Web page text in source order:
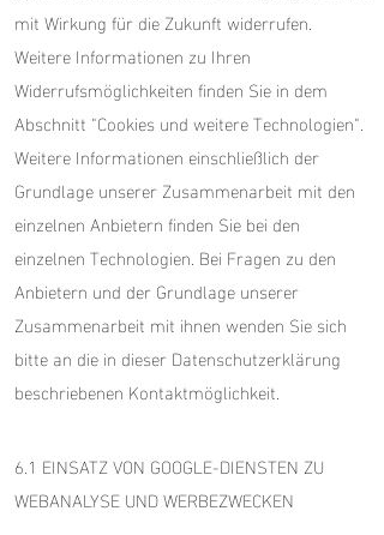
mit Wirkung für die Zukunft widerrufen.
Weitere Informationen zu Ihren
Widerrufsmöglichkeiten finden Sie in dem
Abschnitt "Cookies und weitere Technologien".
Weitere Informationen einschließlich der
Grundlage unserer Zusammenarbeit mit den
einzelnen Anbietern finden Sie bei den
einzelnen Technologien. Bei Fragen zu den
Anbietern und der Grundlage unserer
Zusammenarbeit mit ihnen wenden Sie sich
bitte an die in dieser Datenschutzerklärung
beschriebenen Kontaktmöglichkeit.
6.1 EINSATZ VON GOOGLE-DIENSTEN ZU
WEBANALYSE UND WERBEZWECKEN